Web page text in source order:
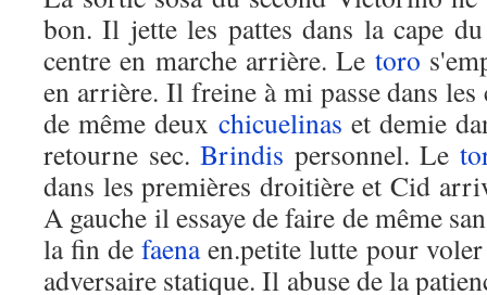
bon. Il jette les pattes dans la cape
centre en marche arrière. Le toro
en arrière. Il freine à mi passe dans les
de même deux chicuelinas et demie
retourne sec. Brindis personnel. Le
dans les premières droitière et Cid
A gauche il essaye de faire de même
la fin defaenaen.petite lutte pour voler
adversaire statique. Il abuse de la